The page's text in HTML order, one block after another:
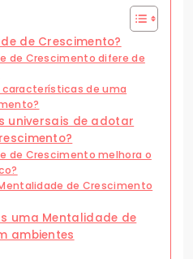
de Crescimento?
de Crescimento difere de
características de uma
universais de adotar
de Crescimento melhora o
de Crescimento
uma Mentalidade de
ambientes